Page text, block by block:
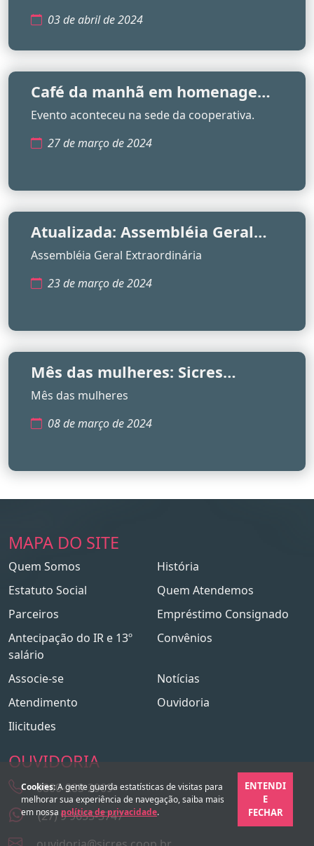
Cookies:A gente guarda estatísticas de visitas para
melhorar sua experiência de navegação, saiba mais
em nossa política de privacidade.
ENTENDI
E
FECHAR
03 de abril de 2024
Café da manhã em homenagem
ao mês das mulheres celebra a
dedicação das cooperadas mais
antigas da Sicres
Evento aconteceu na sede da cooperativa.
27 de março de 2024
Atualizada: Assembléia Geral
Extraordinária
Assembléia Geral Extraordinária
23 de março de 2024
Mês das mulheres: Sicres
participa de ações na Grande
servidoras.
Mês das mulheres
08 de março de 2024
MAPA DO SITE
Quem Somos
História
Estatuto Social
Quem Atendemos
Parceiros
Empréstimo Consignado
Antecipação do IR e 13º
salário
Convênios
Associe-se
Notícias
Atendimento
Ouvidoria
Ilicitudes
OUVIDORIA
0800-283-2909
(27) 9 9655-3747